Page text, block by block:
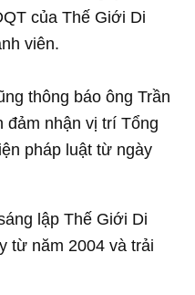
của Thế Giới Di
viên.
thông báo ông Trần
đảm nhận vị trí Tổng
pháp luật từ ngày
lập Thế Giới Di
từ năm 2004 và trải